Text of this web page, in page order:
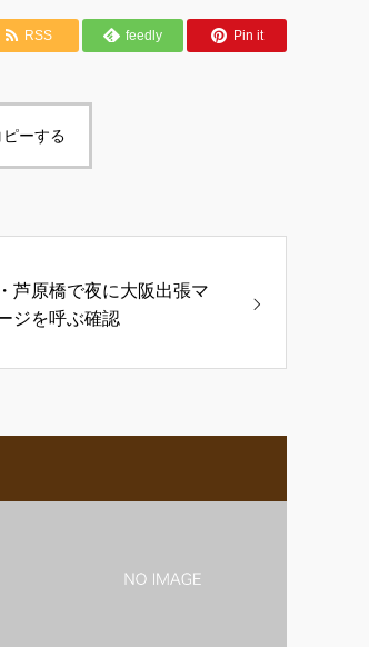
RSS feedly Pin it
ーする
芦原橋で夜に大阪出張マ
ジを呼ぶ確認